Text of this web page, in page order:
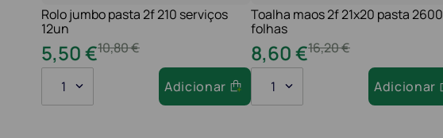
Rolo jumbo pasta 2f 210 serviços
12un
10,80€
5,50€
1 Adicionar
Toalha maos 2f 21x20 pasta 2600
folhas
16,20€
8,60€
1 Adicionar